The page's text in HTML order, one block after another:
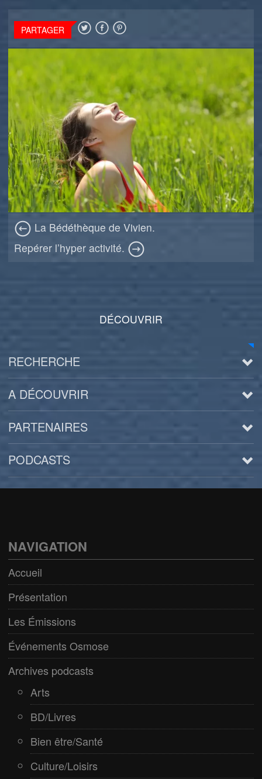
PARTAGER
La Bédéthèque de Vivien.
Repérer l’hyper activité.
DÉCOUVRIR
RECHERCHE
A DÉCOUVRIR
PARTENAIRES
PODCASTS
Arts
Bien être/Santé
Culture/Loisirs
Electro/Transe
Paranormal
Pop/Rock
Rap
Spiritualité
NAVIGATION
Accueil
Présentation
Les Émissions
Événements Osmose
Archives podcasts
Arts
BD/Livres
Bien être/Santé
Culture/Loisirs